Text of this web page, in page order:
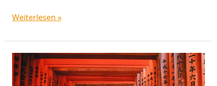
Weiterlesen »
Japan
Fonds:
Branchen,